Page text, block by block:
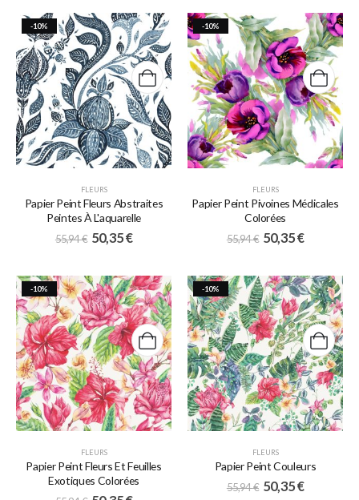
-10%
FLEURS
Papier Peint Fleurs Abstraites
Peintes À L'aquarelle
55,94€ 50,35€
-10%
FLEURS
Papier Peint Pivoines Médicales
Colorées
55,94€ 50,35€
-10%
FLEURS
Papier Peint Fleurs Et Feuilles
Exotiques Colorées
-10%
FLEURS
Papier Peint Couleurs
55,94€ 50,35€